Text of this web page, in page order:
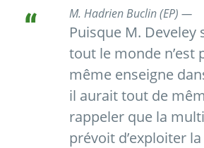
M. Hadrien Buclin (EP) —
Puisque M. Develey
tout le monde n’est
même enseigne
il aurait tout de
rappeler que la
prévoit d’exploiter